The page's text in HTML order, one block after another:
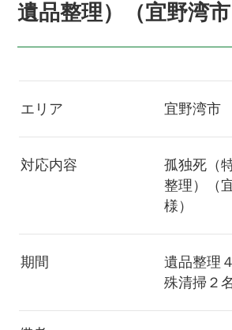
遺品整理）（宜野湾市
エリア 宜野湾市
対応内容
孤独死（
整理）（
様）
期間
遺品整理
殊清掃２